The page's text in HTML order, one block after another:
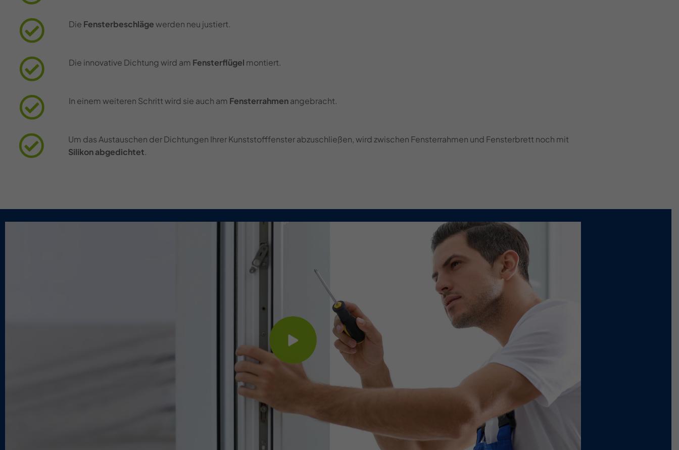
Die Fensterbeschlägewerden neu justiert.
Die innovative Dichtung wird am Fensterflügel montiert.
In einem weiteren Schritt wird sie auch am Fensterrahmenangebracht.
Um das Austauschen der Dichtungen Ihrer Kunststofffenster abzuschließen, wird zwischen Fensterrahmen und Fensterbrett noch mit
Silikon abgedichtet.